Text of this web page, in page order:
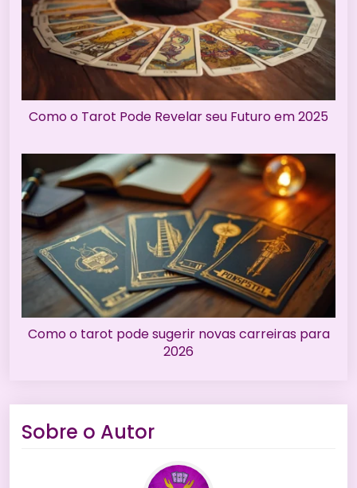
Como o Tarot Pode Revelar seu Futuro em 2025
Como o tarot pode sugerir novas carreiras para
2026
Sobre o Autor